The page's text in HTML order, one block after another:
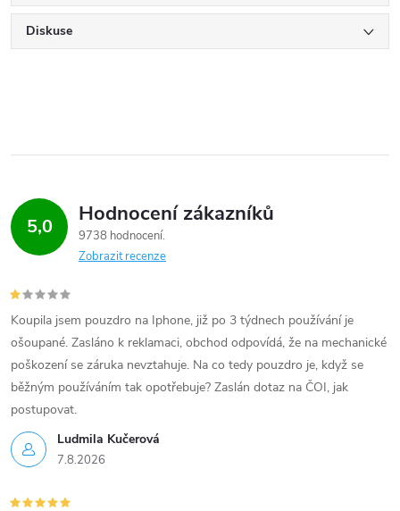
Diskuse
5,0 Hodnocení zákazníků
9738 hodnocení
Zobrazit recenze
Ludmila Kučerová
7.8.2026
Koupila jsem pouzdro na Iphone, již po 3 týdnech používání je
ošoupané. Zasláno k reklamaci, obchod odpovídá, že na mechanické
poškození se záruka nevztahuje. Na co tedy pouzdro je, když se
běžným používáním tak opotřebuje? Zaslán dotaz na ČOI, jak
postupovat.